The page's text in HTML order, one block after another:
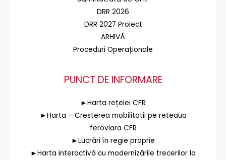
DRR 2026
DRR 2027 Proiect
ARHIVĂ
Proceduri Operaționale
PUNCT DE INFORMARE
►Harta rețelei CFR
►Harta – Cresterea mobilitatii pe reteaua
feroviara CFR
►Lucrări în regie proprie
►Harta interactivă cu modernizările trecerilor la